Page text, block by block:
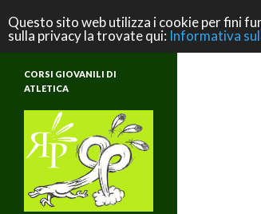
ASD Rifondazione Podistica
Scuola di Atletica e di Vita
CORSI GIOVANILI DI
ATLETICA
Questo sito web utilizza i cookie per fini
sulla privacy la trovate qui: Informativa